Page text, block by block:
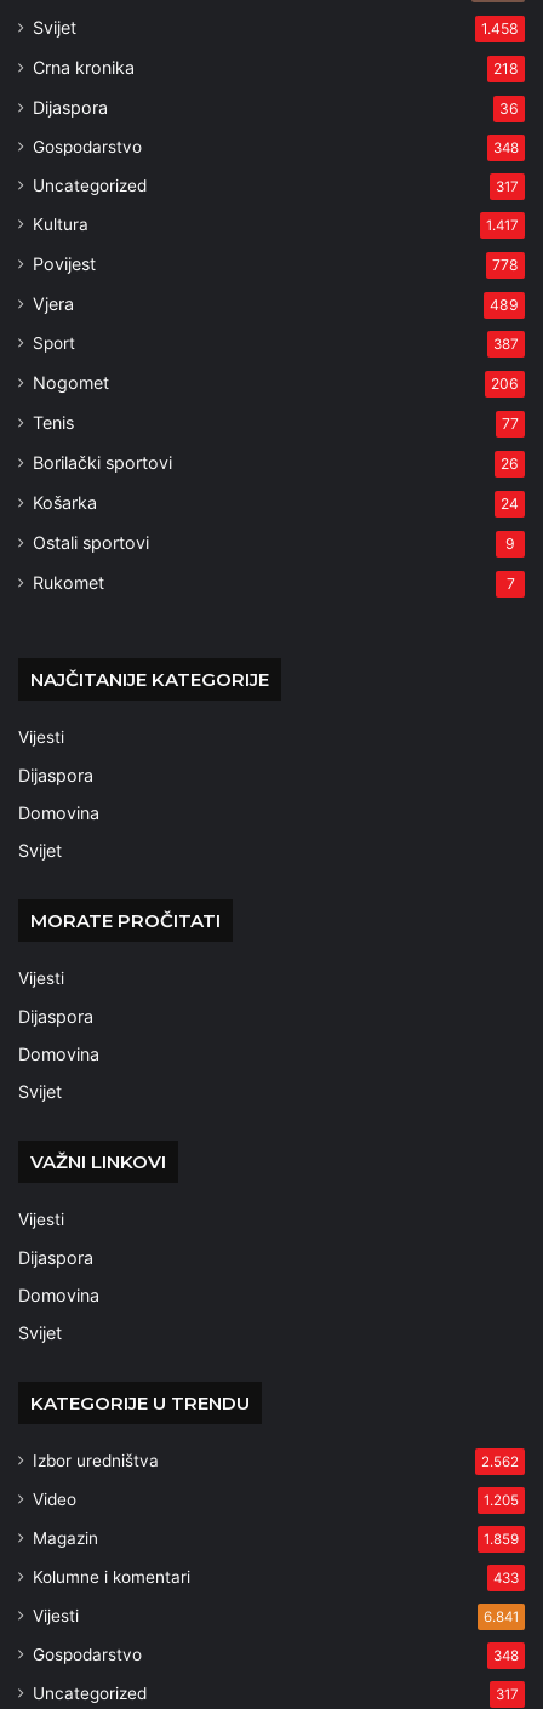
Svijet 1.458
Crna kronika 218
Dijaspora 36
Gospodarstvo 348
Uncategorized 317
Kultura 1.417
Povijest 778
Vjera 489
Sport 387
Nogomet 206
Tenis 77
Borilački sportovi 26
Košarka 24
Ostali sportovi 9
Rukomet 7
NAJČITANIJE KATEGORIJE
Vijesti
Dijaspora
Domovina
Svijet
MORATE PROČITATI
Vijesti
Dijaspora
Domovina
Svijet
VAŽNI LINKOVI
Vijesti
Dijaspora
Domovina
Svijet
KATEGORIJE U TRENDU
Izbor uredništva 2.562
Video 1.205
Magazin 1.859
Kolumne i komentari 433
Vijesti 6.841
Gospodarstvo 348
Uncategorized 317